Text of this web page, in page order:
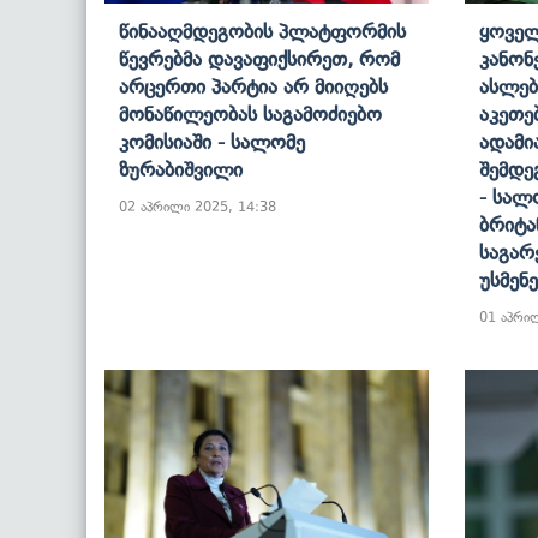
Წინააღმდეგობის Პლატფორმის
Წევრებმა Დავაფიქსირეთ, Რომ
Არცერთი Პარტია Არ Მიიღებს
Მონაწილეობას Საგამოძიებო
Კომისიაში - Სალომე
Ზურაბიშვილი
02 აპრილი 2025, 14:38
-
01